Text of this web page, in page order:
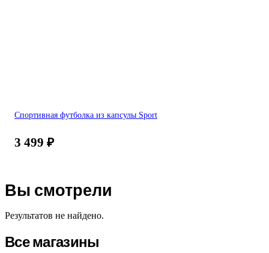
Спортивная футболка из капсулы Sport
3 499 ₽
Вы смотрели
Результатов не найдено.
Все магазины